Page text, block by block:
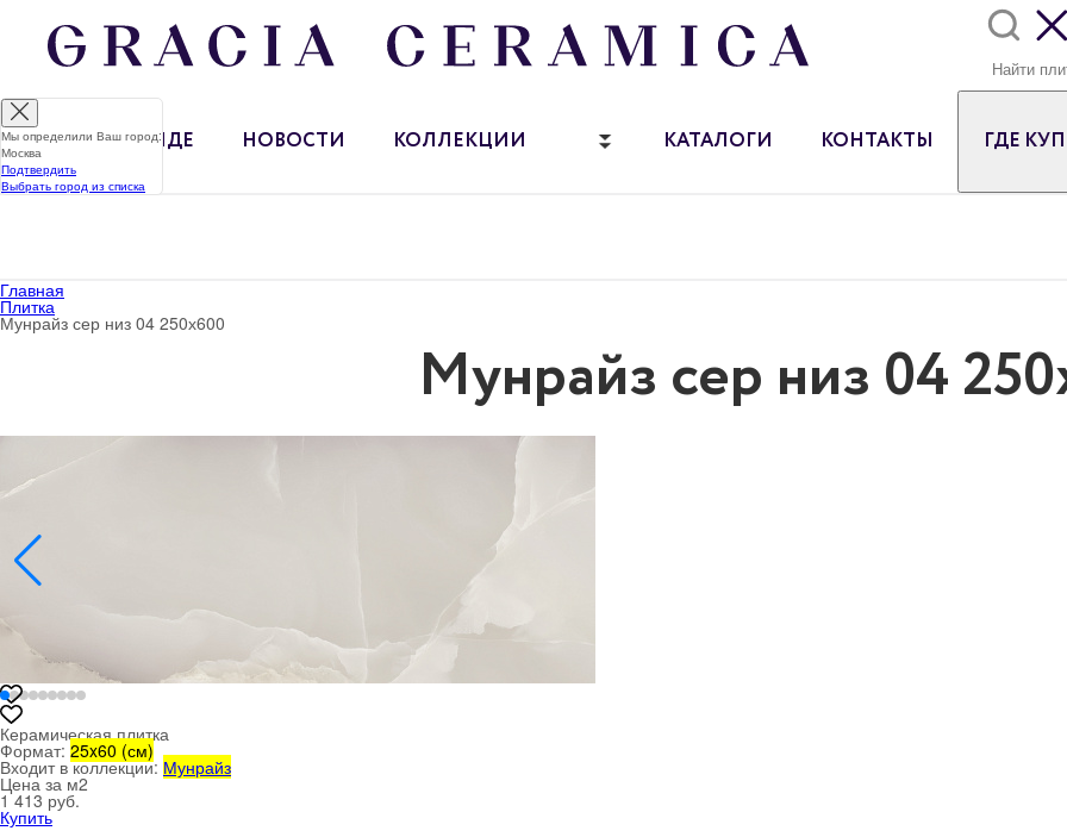
О БРЕНДЕ НОВОСТИ КОЛЛЕКЦИИ КАТАЛОГИ КОНТАКТЫ ГДЕ
Главная
Плитка
Мунрайз сер низ 04 250х600
Мунрайз сер низ 04
Керамическая плитка
Формат: 25x60 (см)
Входит в коллекции: Мунрайз
Цена за м2
1 413 руб.
Купить
Мы определили Ваш город:
Москва
Подтвердить
Выбрать город из списка